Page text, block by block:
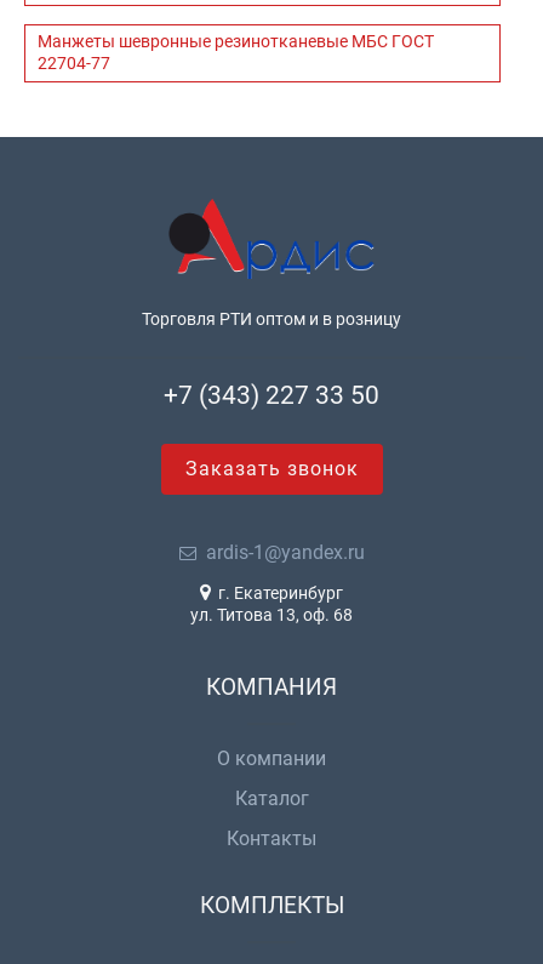
Манжеты шевронные резинотканевые МБС ГОСТ
22704-77
Торговля РТИ оптом и в розницу
+7 (343) 227 33 50
Заказать звонок
ardis-1@yandex.ru
г. Екатеринбург
ул. Титова 13, оф. 68
КОМПАНИЯ
О компании
Каталог
Контакты
КОМПЛЕКТЫ